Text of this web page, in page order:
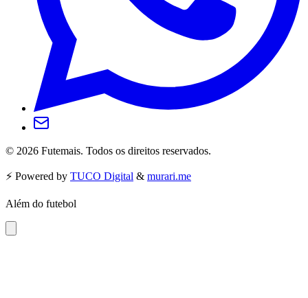
© 2026 Futemais. Todos os direitos reservados.
⚡️ Powered by TUCO Digital & murari.me
Além do futebol